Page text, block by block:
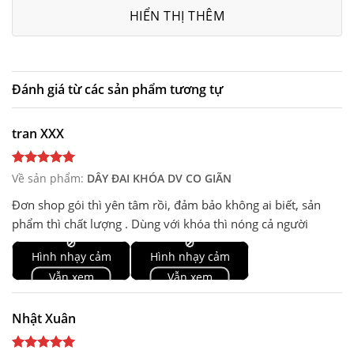
HIỂN THỊ THÊM
Đánh giá từ các sản phẩm tương tự
tran XXX
Về sản phẩm: DÂY ĐAI KHÓA DV CO GIÃN
Đơn shop gói thì yên tâm rồi, đảm bảo không ai biết, sản
phẩm thì chất lượng . Dùng với khóa thì nóng cả người
🚫
Hình nhạy cảm
Vẫn xem
🚫
Hình nhạy cảm
Vẫn xem
Nhật Xuân